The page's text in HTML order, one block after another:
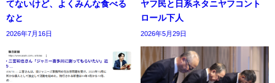
てないけど、よくみんな食べる
なと
2026年7月16日
ヤフ民と日系ネタニヤフコント
ロール下人
2026年5月29日